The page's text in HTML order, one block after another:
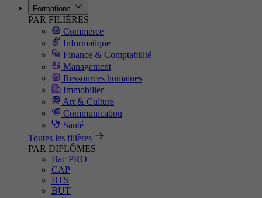
Formations
PAR FILIÈRES
Commerce
Informatique
Finance & Comptabilité
Management
Ressources humaines
Immobilier
Art & Culture
Communication
Santé
Toutes les filières
PAR DIPLÔMES
Bac PRO
CAP
BTS
BUT